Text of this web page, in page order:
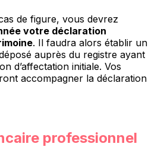
de figure, vous devrez
votre déclaration
. Il faudra alors établir un
auprès du registre ayant
d’affectation initiale. Vos
accompagner la déclaration
professionnel